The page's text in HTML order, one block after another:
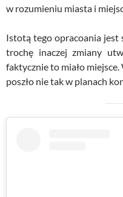
w rozumieniu miasta i
Istotą tego opracoania jest
trochę inaczej zmiany
faktycznie to miało
poszło nie tak w planach